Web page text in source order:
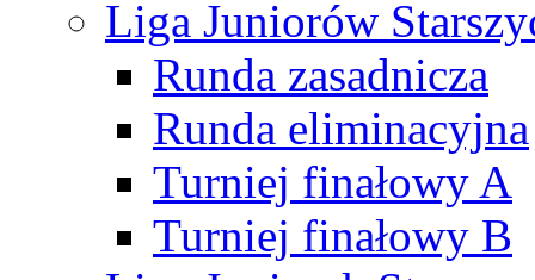
Liga Juniorów
Runda zasadnicza
Runda eliminacyjna
Turniej finałowy A
Turniej finałowy B